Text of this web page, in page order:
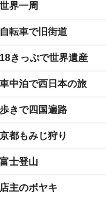
世界一周
自転車で旧街道
18きっぷで世界遺産
車中泊で西日本の旅
歩きで四国遍路
京都もみじ狩り
富士登山
店主のボヤキ